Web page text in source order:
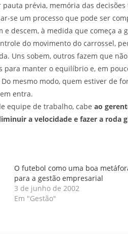
prévia, memória das
se um processo que pode ser
e descem, à medida que começa a
do movimento do carrossel,
Uns sobem, outros fazem que
para manter o equilíbrio e, em
mesmo modo, quem estiver de
entra.
equipe de trabalho, cabe ao
a velocidade e fazer a roda
O futebol como uma boa
para a gestão empresarial
3 de junho de 2002
Em "Gestão"